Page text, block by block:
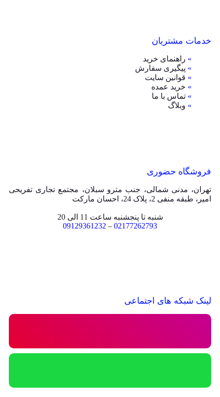
خدمات مشتریان
» راهنمای خرید
» پیگیری سفارش
» قوانین سایت
» خرید عمده
» تماس با ما
» وبلاگ
فروشگاه حضوری
تهران، مدنی شمالی، جنب مترو سبلان، مجتمع تجاری تفریحی
امیر، طبقه منفی 2، پلاک 24، احسان مارکت
شنبه تا پنجشنبه ساعت 11 الی 20
02177262793
–
09129361232
لینک شبکه های اجتماعی